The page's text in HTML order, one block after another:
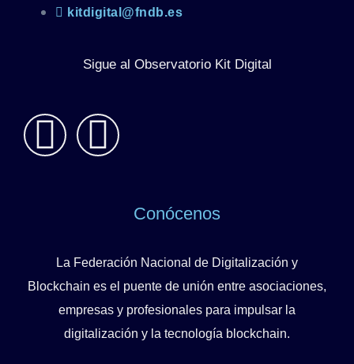
kitdigital@fndb.es
Sigue al Observatorio Kit Digital
Conócenos
La Federación Nacional de Digitalización y
Blockchain es el puente de unión entre asociaciones,
empresas y profesionales para impulsar la
digitalización y la tecnología blockchain.